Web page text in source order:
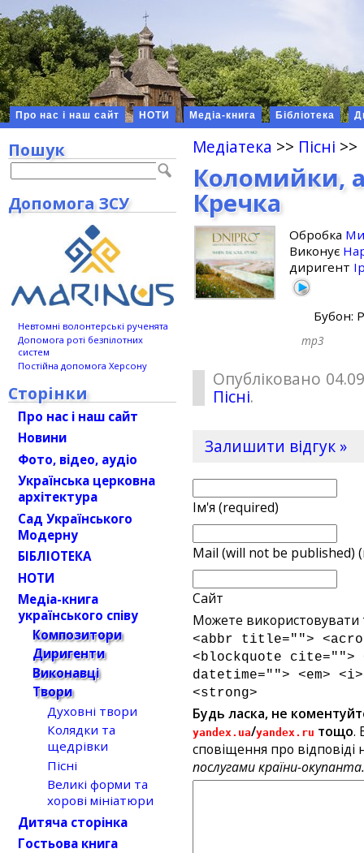
Про нас і наш сайт НОТИ Медіа-книга Бібліотека
Медіатека >> Пісні >>
Коломийки,
Кречка
Обробка
Виконує
диригент
Бубон:
mp3
Опубліковано
Пісні.
Залишити відгук »
Ім'я (required)
Mail (will not be published)
Сайт
Можете використовувати
<abbr title="">
<blockquote cite="">
datetime=""> <em>
<strong>
Будь ласка, не
yandex.ua/yandex.ru тощо.
сповіщення про відповіді
послугами країни-
Пошук
Допомога ЗСУ
Невтомні волонтерські рученята
Допомога роті безпілотних
систем
Постійна допомога Херсону
Сторінки
Про нас і наш сайт
Новини
Фото, відео, аудіо
Українська церковна
архітектура
Сад Українського
Модерну
БІБЛІОТЕКА
НОТИ
Медіа-книга
українського співу
Композитори
Диригенти
Виконавці
Твори
Духовні твори
Колядки та
щедрівки
Пісні
Великі форми та
хорові мініатюри
Дитяча сторінка
Гостьова книга